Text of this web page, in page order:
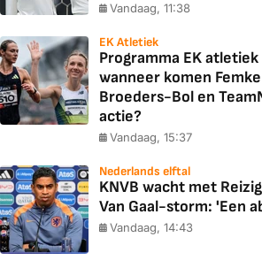
Vandaag, 11:38
EK Atletiek
Programma EK
wanneer komen Femke
Broeders-Bol en
actie?
Vandaag, 15:37
Nederlands elftal
KNVB wacht met
Van Gaal-storm: 'Een
Vandaag, 14:43